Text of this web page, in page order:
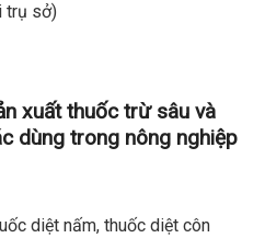
trụ sở)
xuất thuốc trừ sâu và
dùng trong nông nghiệp
diệt nấm, thuốc diệt côn